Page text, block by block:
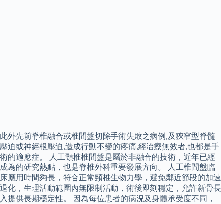
此外先前脊椎融合或椎間盤切除手術失敗之病例,及狹窄型脊髓
壓迫或神經根壓迫,造成行動不變的疼痛,經治療無效者,也都是手
術的適應症。 人工頸椎椎間盤是屬於非融合的技術，近年已經
成為的研究熱點，也是脊椎外科重要發展方向。 人工椎間盤臨
床應用時間夠長，符合正常頸椎生物力學，避免鄰近節段的加速
退化，生理活動範圍內無限制活動，術後即刻穩定，允許新骨長
入提供長期穩定性。 因為每位患者的病況及身體承受度不同，